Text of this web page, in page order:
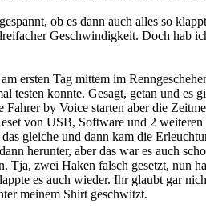
ob es dann auch alles so
Geschwindigkeit. Doch hab
ersten Tag mittem im
testen konnte. Gesagt, getan und es
Fahrer by Voice starten aber die
von USB, Software und 2
gleiche und dann kam die
herunter, aber das war es auch
Tja, zwei Haken falsch gesetzt, nun
es auch wieder. Ihr glaubt gar
meinem Shirt geschwitzt.